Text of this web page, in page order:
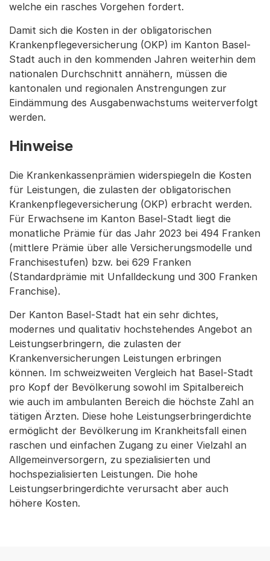
welche ein rasches Vorgehen fordert.
Damit sich die Kosten in der obligatorischen
Krankenpflegeversicherung (OKP) im Kanton Basel-
Stadt auch in den kommenden Jahren weiterhin dem
nationalen Durchschnitt annähern, müssen die
kantonalen und regionalen Anstrengungen zur
Eindämmung des Ausgabenwachstums weiterverfolgt
werden.
Hinweise
Die Krankenkassenprämien widerspiegeln die Kosten
für Leistungen, die zulasten der obligatorischen
Krankenpflegeversicherung (OKP) erbracht werden.
Für Erwachsene im Kanton Basel-Stadt liegt die
monatliche Prämie für das Jahr 2023 bei 494 Franken
(mittlere Prämie über alle Versicherungsmodelle und
Franchisestufen) bzw. bei 629 Franken
(Standardprämie mit Unfalldeckung und 300 Franken
Franchise).
Der Kanton Basel-Stadt hat ein sehr dichtes,
modernes und qualitativ hochstehendes Angebot an
Leistungserbringern, die zulasten der
Krankenversicherungen Leistungen erbringen
können. Im schweizweiten Vergleich hat Basel-Stadt
pro Kopf der Bevölkerung sowohl im Spitalbereich
wie auch im ambulanten Bereich die höchste Zahl an
tätigen Ärzten. Diese hohe Leistungserbringerdichte
ermöglicht der Bevölkerung im Krankheitsfall einen
raschen und einfachen Zugang zu einer Vielzahl an
Allgemeinversorgern, zu spezialisierten und
hochspezialisierten Leistungen. Die hohe
Leistungserbringerdichte verursacht aber auch
höhere Kosten.